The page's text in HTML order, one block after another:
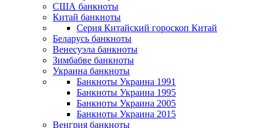
США банкноты
Китай банкноты
Серия Китайский гороскоп Китай
Беларусь банкноты
Венесуэла банкноты
Зимбабве банкноты
Украина банкноты
Банкноты Украина 1991
Банкноты Украина 1995
Банкноты Украина 2005
Банкноты Украина 2015
Венгрия банкноты